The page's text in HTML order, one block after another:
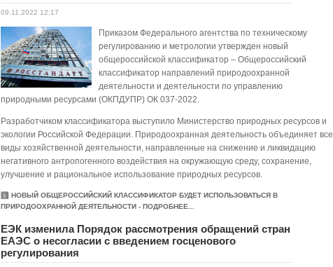
09.11.2022 12:17
Приказом Федерального агентства по техническому
регулированию и метрологии утвержден новый
общероссийской классификатор – Общероссийский
классификатор направлений природоохранной
деятельности и деятельности по управлению
природными ресурсами (ОКПДУПР) ОК 037-2022.
Разработчиком классификатора выступило Министерство природных ресурсов и
экологии Российской Федерации. Природоохранная деятельность объединяет все
виды хозяйственной деятельности, направленные на снижение и ликвидацию
негативного антропогенного воздействия на окружающую среду, сохранение,
улучшение и рациональное использование природных ресурсов.
НОВЫЙ ОБЩЕРОССИЙСКИЙ КЛАССИФИКАТОР БУДЕТ ИСПОЛЬЗОВАТЬСЯ В
ПРИРОДООХРАННОЙ ДЕЯТЕЛЬНОСТИ - ПОДРОБНЕЕ...
ЕЭК изменила Порядок рассмотрения обращений стран
ЕАЭС о несогласии с введением госценового
регулирования